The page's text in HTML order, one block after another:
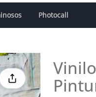
Photocall